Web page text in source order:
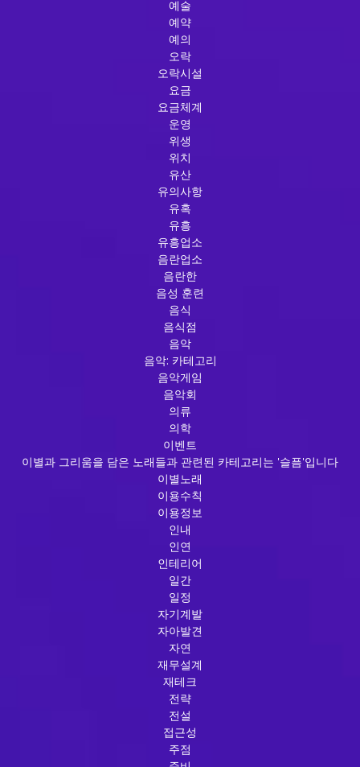
예술
예약
예의
오락
오락시설
요금
요금체계
운영
위생
위치
유산
유의사항
유혹
유흥
유흥업소
음란업소
음란한
음성 훈련
음식
음식점
음악
음악: 카테고리
음악게임
음악회
의류
의학
이벤트
이별과 그리움을 담은 노래들과 관련된 카테고리는 '슬픔'입니다
이별노래
이용수칙
이용정보
인내
인연
인테리어
일간
일정
자기계발
자아발견
자연
재무설계
재테크
전략
전설
접근성
주점